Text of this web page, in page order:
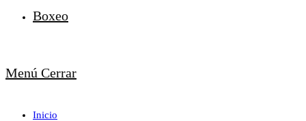
Boxeo
Menú Cerrar
Inicio